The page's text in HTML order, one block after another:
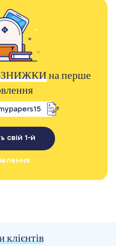
на перше
свій 1-й
клієнтів